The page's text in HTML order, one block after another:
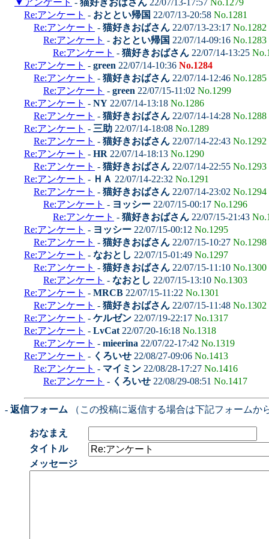
▼ アンケート - 猫好きおばさん 22/07/13-17:57 No.1279
Re:アンケート - おととい帰国 22/07/13-20:58 No.1281
Re:アンケート - 猫好きおばさん 22/07/13-23:17 No.1282
Re:アンケート - おととい帰国 22/07/14-09:16 No.1283
Re:アンケート - 猫好きおばさん 22/07/14-13:25
Re:アンケート - green 22/07/14-10:36 No.1284
Re:アンケート - 猫好きおばさん 22/07/14-12:46 No.1285
Re:アンケート - green 22/07/15-11:02 No.1299
Re:アンケート - NY 22/07/14-13:18 No.1286
Re:アンケート - 猫好きおばさん 22/07/14-14:28 No.1288
Re:アンケート - 三助 22/07/14-18:08 No.1289
Re:アンケート - 猫好きおばさん 22/07/14-22:43 No.1292
Re:アンケート - HR 22/07/14-18:13 No.1290
Re:アンケート - 猫好きおばさん 22/07/14-22:55 No.1293
Re:アンケート - ＨＡ 22/07/14-22:32 No.1291
Re:アンケート - 猫好きおばさん 22/07/14-23:02 No.1294
Re:アンケート - ヨッシー 22/07/15-00:17 No.1296
Re:アンケート - 猫好きおばさん 22/07/15-21:43
Re:アンケート - ヨッシー 22/07/15-00:12 No.1295
Re:アンケート - 猫好きおばさん 22/07/15-10:27 No.1298
Re:アンケート - なおとし 22/07/15-01:49 No.1297
Re:アンケート - 猫好きおばさん 22/07/15-11:10 No.1300
Re:アンケート - なおとし 22/07/15-13:10 No.1303
Re:アンケート - MRCB 22/07/15-11:22 No.1301
Re:アンケート - 猫好きおばさん 22/07/15-11:48 No.1302
Re:アンケート - ケルゼン 22/07/19-22:17 No.1317
Re:アンケート - LvCat 22/07/20-16:18 No.1318
Re:アンケート - mieerina 22/07/22-17:42 No.1319
Re:アンケート - くろいせ 22/08/27-09:06 No.1413
Re:アンケート - マイミン 22/08/28-17:27 No.1416
Re:アンケート - くろいせ 22/08/29-08:51 No.1417
- 返信フォーム （この投稿に返信する場合は下記フォームか
おなまえ
タイトル
メッセージ